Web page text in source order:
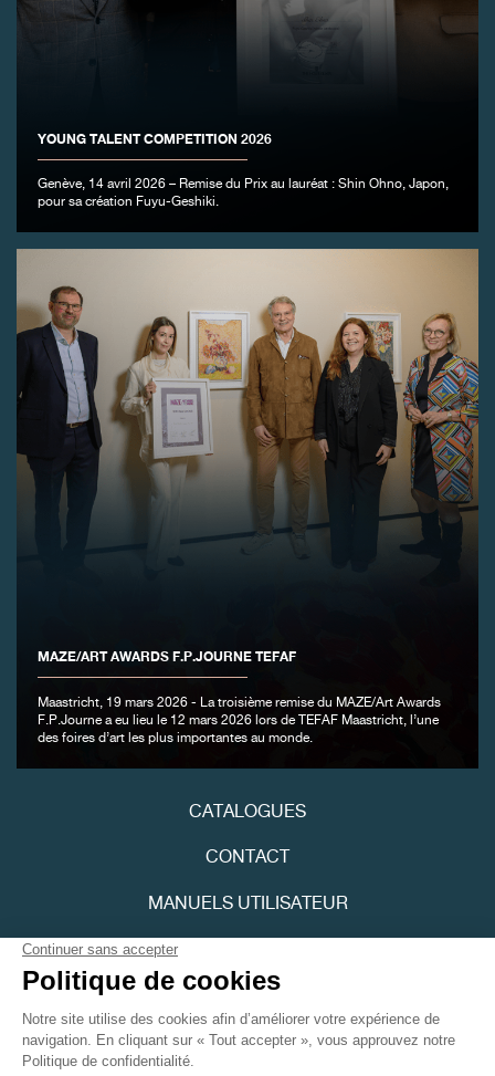
YOUNG TALENT COMPETITION 2026
Genève, 14 avril 2026 – Remise du Prix au lauréat : Shin Ohno, Japon,
pour sa création Fuyu-Geshiki.
MAZE/ART AWARDS F.P.JOURNE TEFAF
Maastricht, 19 mars 2026 - La troisième remise du MAZE/Art Awards
F.P.Journe a eu lieu le 12 mars 2026 lors de TEFAF Maastricht, l’une
des foires d’art les plus importantes au monde.
CATALOGUES
CONTACT
MANUELS UTILISATEUR
ACCESSIBILITÉ
FAUX
FAUX